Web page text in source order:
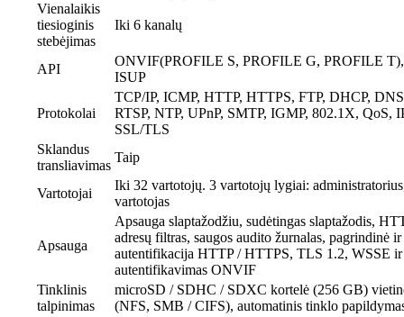
Vienalaikis
tiesioginis
stebėjimas
Iki 6 kanalų
API
ONVIF(PROFILE S, PROFILE G, PROFILE
ISUP
Protokolai
TCP/IP, ICMP, HTTP, HTTPS, FTP, DHCP,
RTSP, NTP, UPnP, SMTP, IGMP, 802.1X, QoS,
SSL/TLS
Sklandus
transliavimas
Taip
Vartotojai
Iki 32 vartotojų. 3 vartotojų lygiai:
vartotojas
Apsauga
Apsauga slaptažodžiu, sudėtingas slaptažodis,
adresų filtras, saugos audito žurnalas, pagrindinė ir
autentifikacija HTTP / HTTPS, TLS 1.2, WSSE ir
autentifikavimas ONVIF
Tinklinis
talpinimas
microSD / SDHC / SDXC kortelė (256 GB)
(NFS, SMB / CIFS), automatinis tinklo